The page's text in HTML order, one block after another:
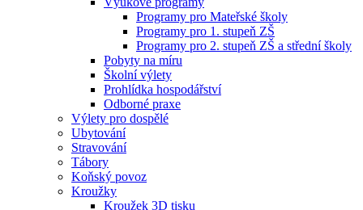
Programy pro Mateřské školy
Programy pro 1. stupeň ZŠ
Programy pro 2. stupeň ZŠ a střední školy
Pobyty na míru
Školní výlety
Prohlídka hospodářství
Odborné praxe
Výlety pro dospělé
Ubytování
Stravování
Tábory
Koňský povoz
Kroužky
Kroužek 3D tisku